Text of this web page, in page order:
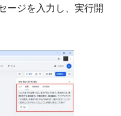
ージを入力し、実行開